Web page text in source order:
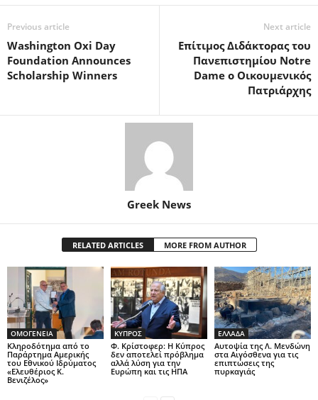
Previous article
Washington Oxi Day
Foundation Announces
Scholarship Winners
Next article
Επίτιμος Διδάκτορας του
Πανεπιστημίου Notre
Dame ο Οικουμενικός
Πατριάρχης
Greek News
RELATED ARTICLES MORE FROM AUTHOR
ΟΜΟΓΕΝΕΙΑ
Κληροδότημα από το
Παράρτημα Αμερικής
του Εθνικού Ιδρύματος
«Ελευθέριος Κ.
Βενιζέλος»
ΚΥΠΡΟΣ
Φ. Κρίστοφερ: Η Κύπρος
δεν αποτελεί πρόβλημα
αλλά λύση για την
Ευρώπη και τις ΗΠΑ
ΕΛΛΑΔΑ
Αυτοψία της Λ. Μενδώνη
στα Αιγόσθενα για τις
επιπτώσεις της
πυρκαγιάς